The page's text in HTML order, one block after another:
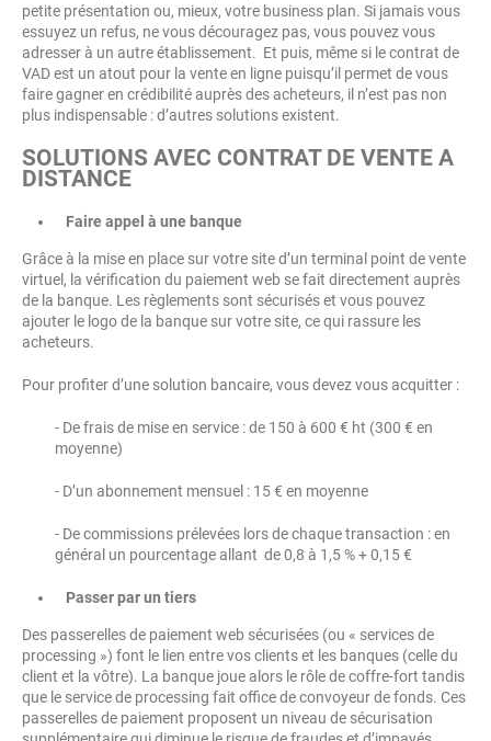
petite présentation ou, mieux, votre business plan. Si jamais vous
essuyez un refus, ne vous découragez pas, vous pouvez vous
adresser à un autre établissement. Et puis, même si le contrat de
VAD est un atout pour la vente en ligne puisqu’il permet de vous
faire gagner en crédibilité auprès des acheteurs, il n’est pas non
plus indispensable : d’autres solutions existent.
SOLUTIONS AVEC CONTRAT DE VENTE A
DISTANCE
Faire appel à une banque
Grâce à la mise en place sur votre site d’un terminal point de vente
virtuel, la vérification du paiement web se fait directement auprès
de la banque. Les règlements sont sécurisés et vous pouvez
ajouter le logo de la banque sur votre site, ce qui rassure les
acheteurs.
Pour profiter d’une solution bancaire, vous devez vous acquitter :
- De frais de mise en service : de 150 à 600 € ht (300 € en
moyenne)
- D’un abonnement mensuel : 15 € en moyenne
- De commissions prélevées lors de chaque transaction : en
général un pourcentage allant de 0,8 à 1,5 % + 0,15 €
Passer par un tiers
Des passerelles de paiement web sécurisées (ou « services de
processing ») font le lien entre vos clients et les banques (celle du
client et la vôtre). La banque joue alors le rôle de coffre-fort tandis
que le service de processing fait office de convoyeur de fonds. Ces
passerelles de paiement proposent un niveau de sécurisation